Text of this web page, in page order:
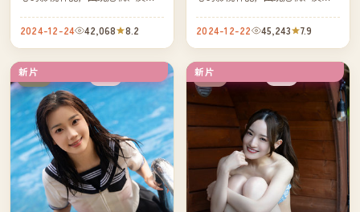
凑，值得推荐观看。
2024-12-24 42,068 8.2
凑，值得推荐观看。
2024-12-22 45,243 7.9
新片
日本 新片
美国